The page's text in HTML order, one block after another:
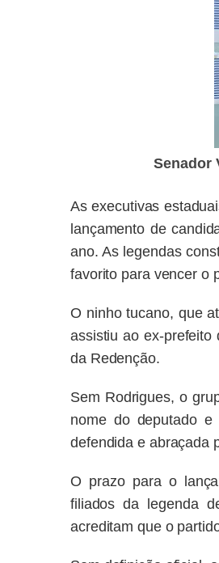
Senador
As executivas
lançamento de
ano. As legendas
favorito para vencer o
O ninho tucano, que
assistiu ao ex-
da Redenção.
Sem Rodrigues, o
nome do deputado
defendida e abraçada
O prazo para o
filiados da legenda
acreditam que o